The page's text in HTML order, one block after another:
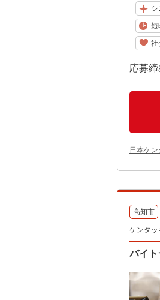
シ
短
社
応募
日本ケ
高知市
ケンタ
バイ